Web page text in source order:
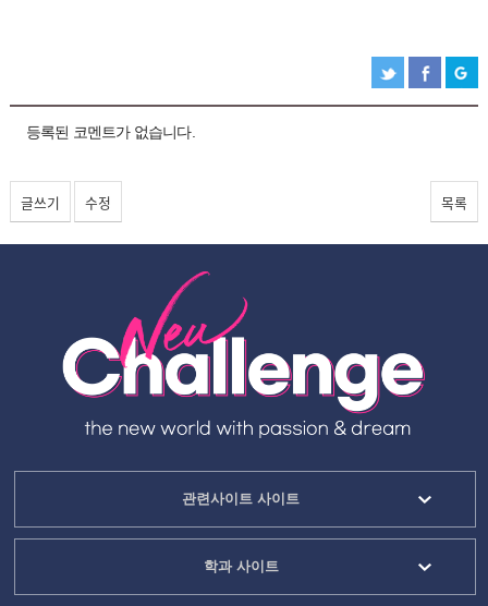
등록된 코멘트가 없습니다.
글쓰기 수정 목록
관련사이트 사이트
학과 사이트